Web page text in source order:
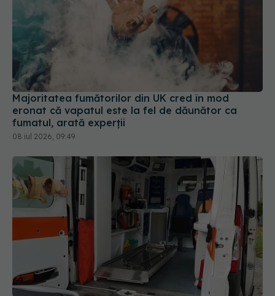
Majoritatea fumătorilor din UK cred în mod
eronat că vapatul este la fel de dăunător ca
fumatul, arată experții
08 iul 2026, 09:49